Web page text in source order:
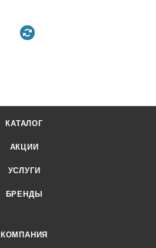
КАТАЛОГ
АКЦИИ
УСЛУГИ
БРЕНДЫ
КОМПАНИЯ